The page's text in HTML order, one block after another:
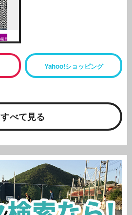
Yahoo!ショッピング
すべて見る